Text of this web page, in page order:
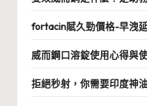
fortacin賦久勁價格-早洩
威而鋼口溶錠使用心得與
拒絕秒射，你需要印度神